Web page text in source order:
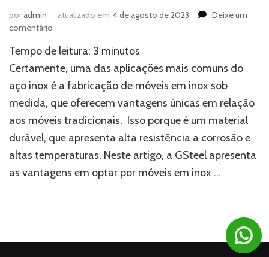
poradmin atualizado em 4 de agosto de 2023
Deixe um
comentário
sob
medida
vale
a
pena?
Tempo de leitura: 3 minutos
Certamente, uma das aplicações mais comuns do
aço inox é a fabricação de móveis em inox sob
medida, que oferecem vantagens únicas em relação
aos móveis tradicionais. Isso porque é um material
durável, que apresenta alta resistência a corrosão e
altas temperaturas. Neste artigo, a GSteel apresenta
as vantagens em optar por móveis em inox …